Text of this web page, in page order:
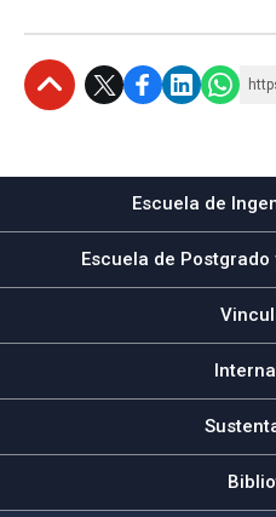
Escuela de
Escuela de